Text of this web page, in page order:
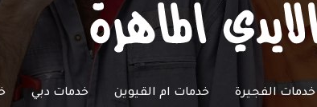
خدمات الفجيرة خدمات ام القيوين خدمات دبي